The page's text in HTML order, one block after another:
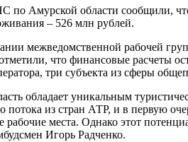
по Амурской области сообщили,
– 526 млн рублей.
межведомственной рабочей
что финансовые расчеты
три субъекта из сферы
обладает уникальным
потока из стран АТР, и в первую
рабочие места. Однако этот
Игорь Радченко.